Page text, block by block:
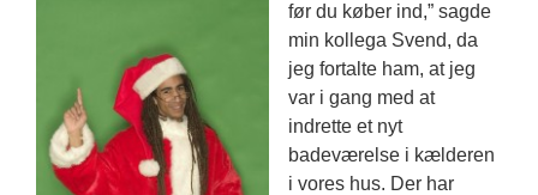
før du køber ind,” sagde
min kollega Svend, da
jeg fortalte ham, at jeg
var i gang med at
indrette et nyt
badeværelse i kælderen
i vores hus. Der har